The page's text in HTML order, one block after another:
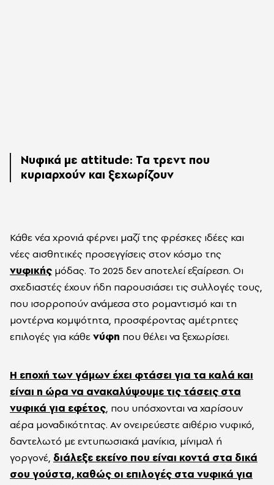
Νυφικά με attitude: Τα τρεντ που
κυριαρχούν και ξεχωρίζουν
Κάθε νέα χρονιά φέρνει μαζί της φρέσκες ιδέες και
νέες αισθητικές προσεγγίσεις στον κόσμο της
νυφικής μόδας. Το 2025 δεν αποτελεί εξαίρεση. Οι
σχεδιαστές έχουν ήδη παρουσιάσει τις συλλογές τους,
που ισορροπούν ανάμεσα στο ρομαντισμό και τη
μοντέρνα κομψότητα, προσφέροντας αμέτρητες
επιλογές για κάθενύφη που θέλει να ξεχωρίσει.
Η εποχή των γάμων έχει φτάσει για τα καλά και
είναι η ώρα να ανακαλύψουμε τις τάσεις στα
νυφικά για εφέτος, που υπόσχονται να χαρίσουν
αέρα μοναδικότητας. Αν ονειρεύεστε αιθέριο νυφικό,
δαντελωτό με εντυπωσιακά μανίκια, μίνιμαλ ή
γοργονέ, διάλεξε εκείνο που είναι κοντά στα δικά
σου γούστα, καθώς οι επιλογές στα νυφικά για